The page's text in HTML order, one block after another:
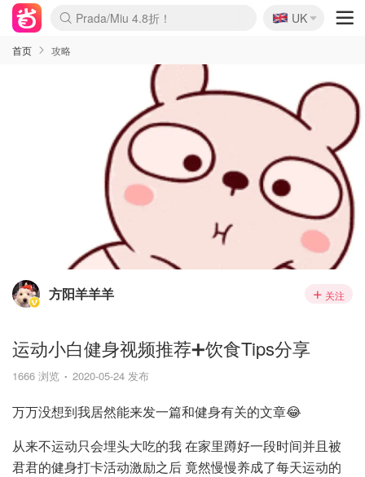
Prada/Miu 4.8折！
🇬🇧
UK
首页 攻略
方阳羊羊羊 关注
运动小白健身视频推荐➕饮食Tips分享
1666 浏览 2020-05-24 发布
万万没想到我居然能来发一篇和健身有关的文章😂
从来不运动只会埋头大吃的我 在家里蹲好一段时间并且被
君君的健身打卡活动激励之后 竟然慢慢养成了每天运动的